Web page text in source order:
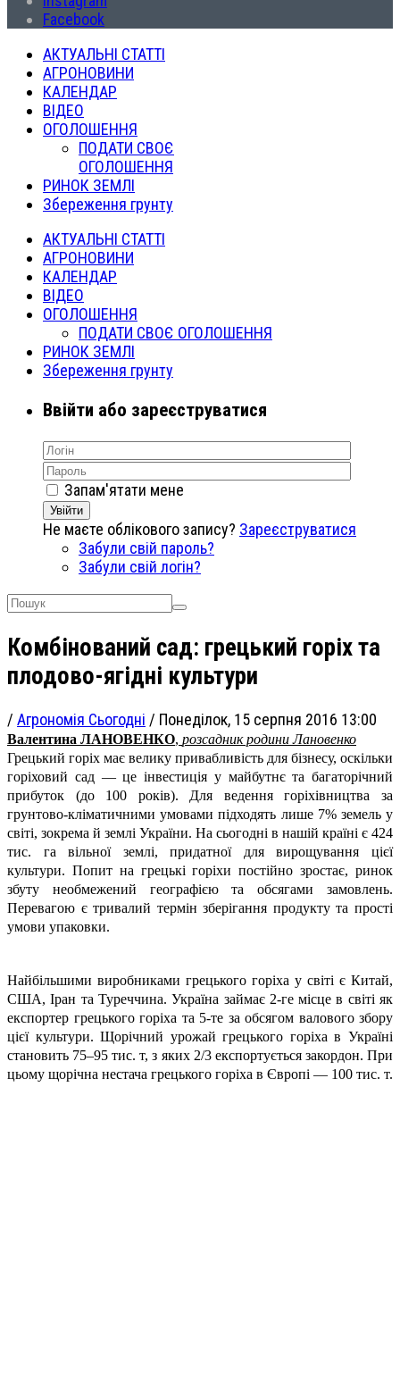
Facebook
АКТУАЛЬНІ СТАТТІ
АГРОНОВИНИ
КАЛЕНДАР
ВІДЕО
ОГОЛОШЕННЯ
ПОДАТИ СВОЄ
ОГОЛОШЕННЯ
РИНОК ЗЕМЛІ
Збереження грунту
АКТУАЛЬНІ СТАТТІ
АГРОНОВИНИ
КАЛЕНДАР
ВІДЕО
ОГОЛОШЕННЯ
ПОДАТИ СВОЄ ОГОЛОШЕННЯ
РИНОК ЗЕМЛІ
Збереження грунту
Ввійти або зареєструватися
Запам'ятати мене
Увійти
Не маєте облікового запису? Зареєструватися
Забули свій пароль?
Забули свій логін?
Комбінований сад: грецький горіх та
плодово-ягідні культури
/ Агрономія Сьогодні / Понеділок, 15 серпня 2016 13:00
Валентина ЛАНОВЕНКО, розсадник родини Лановенко
Грецький горіх має велику привабливість для бізнесу, оскільки
горіховий сад — це інвестиція у майбутнє та багаторічний
прибуток (до 100 років). Для ведення горіхівництва за
грунтово-кліматичними умовами підходять лише 7% земель у
світі, зокрема й землі України. На сьогодні в нашій країні є 424
тис. га вільної землі, придатної для вирощування цієї
культури. Попит на грецькі горіхи постійно зростає, ринок
збуту необмежений географією та обсягами замовлень.
Перевагою є тривалий термін зберігання продукту та прості
умови упаковки.
Найбільшими виробниками грецького горіха у світі є Китай,
США, Іран та Туреччина. Україна займає 2-ге місце в світі як
експортер грецького горіха та 5-те за обсягом валового збору
цієї культури. Щорічний урожай грецького горіха в Україні
становить 75–95 тис. т, з яких 2/3 експортується закордон. При
цьому щорічна нестача грецького горіха в Європі — 100 тис. т.